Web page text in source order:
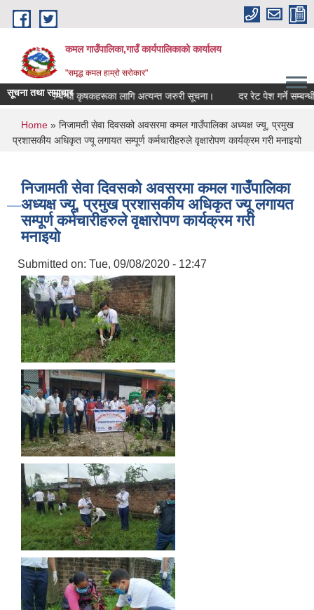
Skip to main content
कमल गाउँपालिका,गाउँ कार्यपालिकाको कार्यालय
"समृद्ध कमल हाम्रो सरोकार"
सूचना तथा समाचार
बीमा गर्ने सम्बन्धी कृषकहरूका लागि अत्यन्त जरुरी सूचना। दर रेट पेश गर्ने सम्बन्धी
You are here
Home» निजामती सेवा दिवसको अवसरमा कमल गाउँपालिका अध्यक्ष ज्यू, प्रमुख
प्रशासकीय अधिकृत ज्यू लगायत सम्पूर्ण कर्मचारीहरुले वृक्षारोपण कार्यक्रम गरी मनाइयो
निजामती सेवा दिवसको अवसरमा कमल गाउँपालिका
अध्यक्ष ज्यू, प्रमुख प्रशासकीय अधिकृत ज्यू लगायत
सम्पूर्ण कर्मचारीहरुले वृक्षारोपण कार्यक्रम गरी
मनाइयो
Submitted on: Tue, 09/08/2020 - 12:47